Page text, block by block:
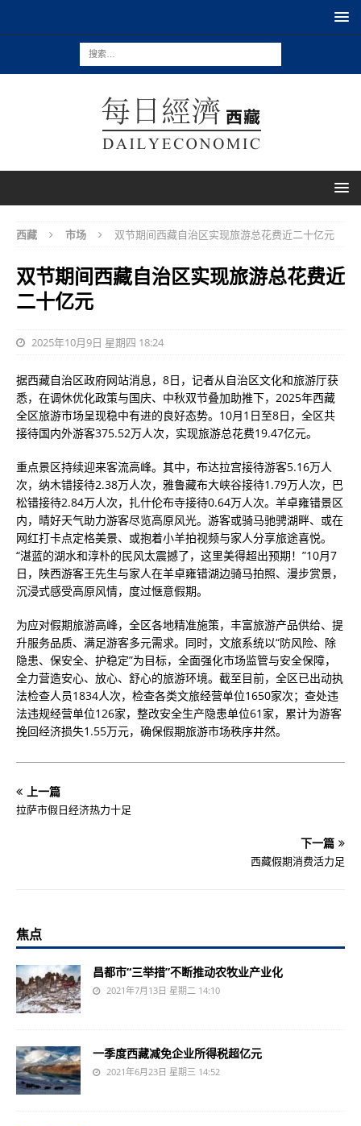
西藏 市场 双节期间西藏自治区实现旅游总花费近二十亿元
双节期间西藏自治区实现旅游总花费近
二十亿元
2025年10月9日 星期四 18:24
据西藏自治区政府网站消息，8日，记者从自治区文化和旅游厅获
悉，在调休优化政策与国庆、中秋双节叠加助推下，2025年西藏
全区旅游市场呈现稳中有进的良好态势。10月1日至8日，全区共
接待国内外游客375.52万人次，实现旅游总花费19.47亿元。
重点景区持续迎来客流高峰。其中，布达拉宫接待游客5.16万人
次，纳木错接待2.38万人次，雅鲁藏布大峡谷接待1.79万人次，巴
松错接待2.84万人次，扎什伦布寺接待0.64万人次。羊卓雍错景区
内，晴好天气助力游客尽览高原风光。游客或骑马驰骋湖畔、或在
网红打卡点定格美景、或抱着小羊拍视频与家人分享旅途喜悦。
“湛蓝的湖水和淳朴的民风太震撼了，这里美得超出预期！”10月7
日，陕西游客王先生与家人在羊卓雍错湖边骑马拍照、漫步赏景，
沉浸式感受高原风情，度过惬意假期。
为应对假期旅游高峰，全区各地精准施策，丰富旅游产品供给、提
升服务品质、满足游客多元需求。同时，文旅系统以“防风险、除
隐患、保安全、护稳定”为目标，全面强化市场监管与安全保障，
全力营造安心、放心、舒心的旅游环境。截至目前，全区已出动执
法检查人员1834人次，检查各类文旅经营单位1650家次；查处违
法违规经营单位126家，整改安全生产隐患单位61家，累计为游客
挽回经济损失1.55万元，确保假期旅游市场秩序井然。
上一篇
拉萨市假日经济热力十足
下一篇
西藏假期消费活力足
焦点
昌都市“三举措”不断推动农牧业产业化
2021年7月13日 星期二 14:10
一季度西藏减免企业所得税超亿元
2021年6月23日 星期三 14:52